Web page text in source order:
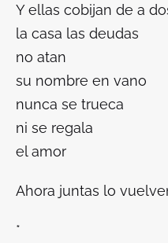
Y ellas cobijan de a
la casa las deudas
no atan
su nombre en vano
nunca se trueca
ni se regala
el amor un
Ahora juntas lo
*